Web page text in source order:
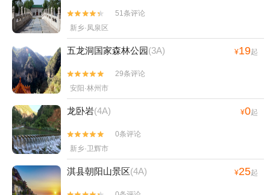


51条评论
新乡·凤泉区
五龙洞国家森林公园(3A) ¥19起


29条评论
安阳·林州市
龙卧岩(4A) ¥0起


0条评论
新乡·卫辉市
淇县朝阳山景区(4A) ¥25起